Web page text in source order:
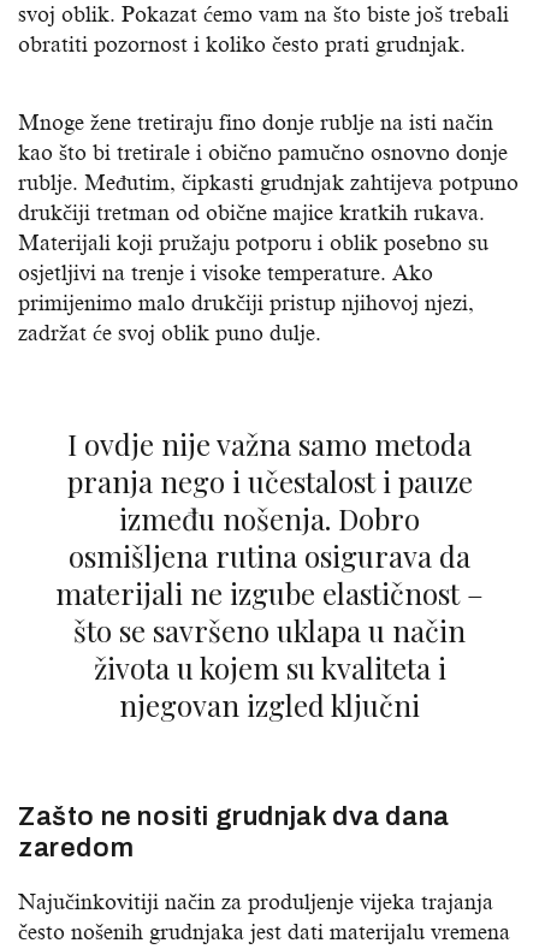
svoj oblik. Pokazat ćemo vam na što biste još trebali
obratiti pozornost i koliko često prati grudnjak.
Mnoge žene tretiraju fino donje rublje na isti način
kao što bi tretirale i obično pamučno osnovno donje
rublje. Međutim, čipkasti grudnjak zahtijeva potpuno
drukčiji tretman od obične majice kratkih rukava.
Materijali koji pružaju potporu i oblik posebno su
osjetljivi na trenje i visoke temperature. Ako
primijenimo malo drukčiji pristup njihovoj njezi,
zadržat će svoj oblik puno dulje.
I ovdje nije važna samo metoda
pranja nego i učestalost i pauze
između nošenja. Dobro
osmišljena rutina osigurava da
materijali ne izgube elastičnost –
što se savršeno uklapa u način
života u kojem su kvaliteta i
njegovan izgled ključni
Zašto ne nositi grudnjak dva dana
zaredom
Najučinkovitiji način za produljenje vijeka trajanja
često nošenih grudnjaka jest dati materijalu vremena